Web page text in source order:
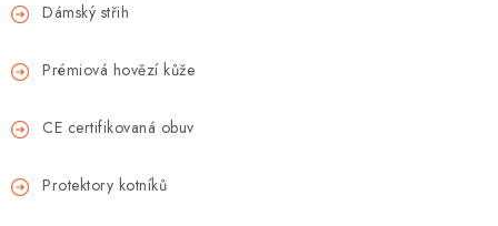
Dámský střih
Prémiová hovězí kůže
CE certifikovaná obuv
Protektory kotníků